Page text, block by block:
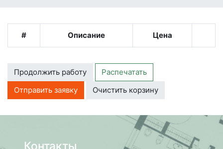
# Описание Цена
Продолжить работу
Распечатать
Отправить заявку
Очистить корзину
Контакты